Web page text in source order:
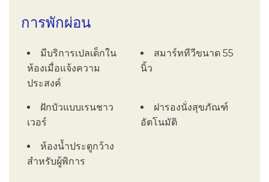
การพักผ่อน
มีบริการเปลเด็กใน
ห้องเมื่อแจ้งความ
ประสงค์
สมาร์ททีวีขนาด 55
นิ้ว
ฝักบัวแบบเรนชาว
เวอร์
ฝารองนั่งสุขภัณฑ์
อัตโนมัติ
ห้องน้ำประตูกว้าง
สำหรับผู้พิการ